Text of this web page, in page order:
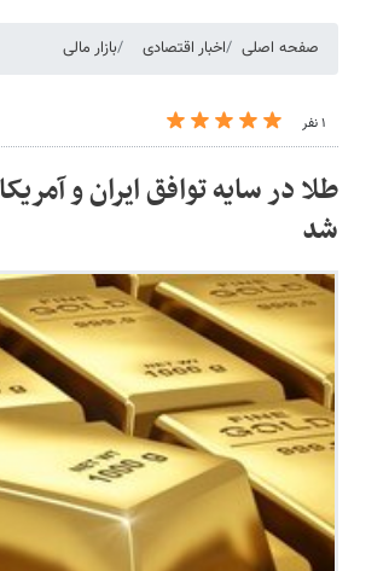
صفحه اصلی اخبار اقتصادی بازار مالی
۱ نفر
طلا در سایه توافق ایران و
شد